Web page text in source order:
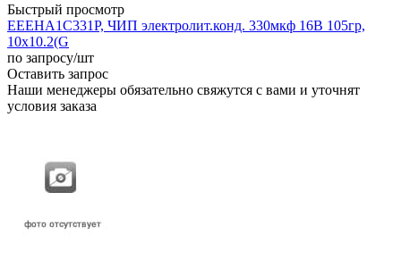
Быстрый просмотр
EEEHA1C331P, ЧИП электролит.конд. 330мкф 16В 105гр,
10x10.2(G
по запросу/шт
Оставить запрос
Наши менеджеры обязательно свяжутся с вами и уточнят
условия заказа